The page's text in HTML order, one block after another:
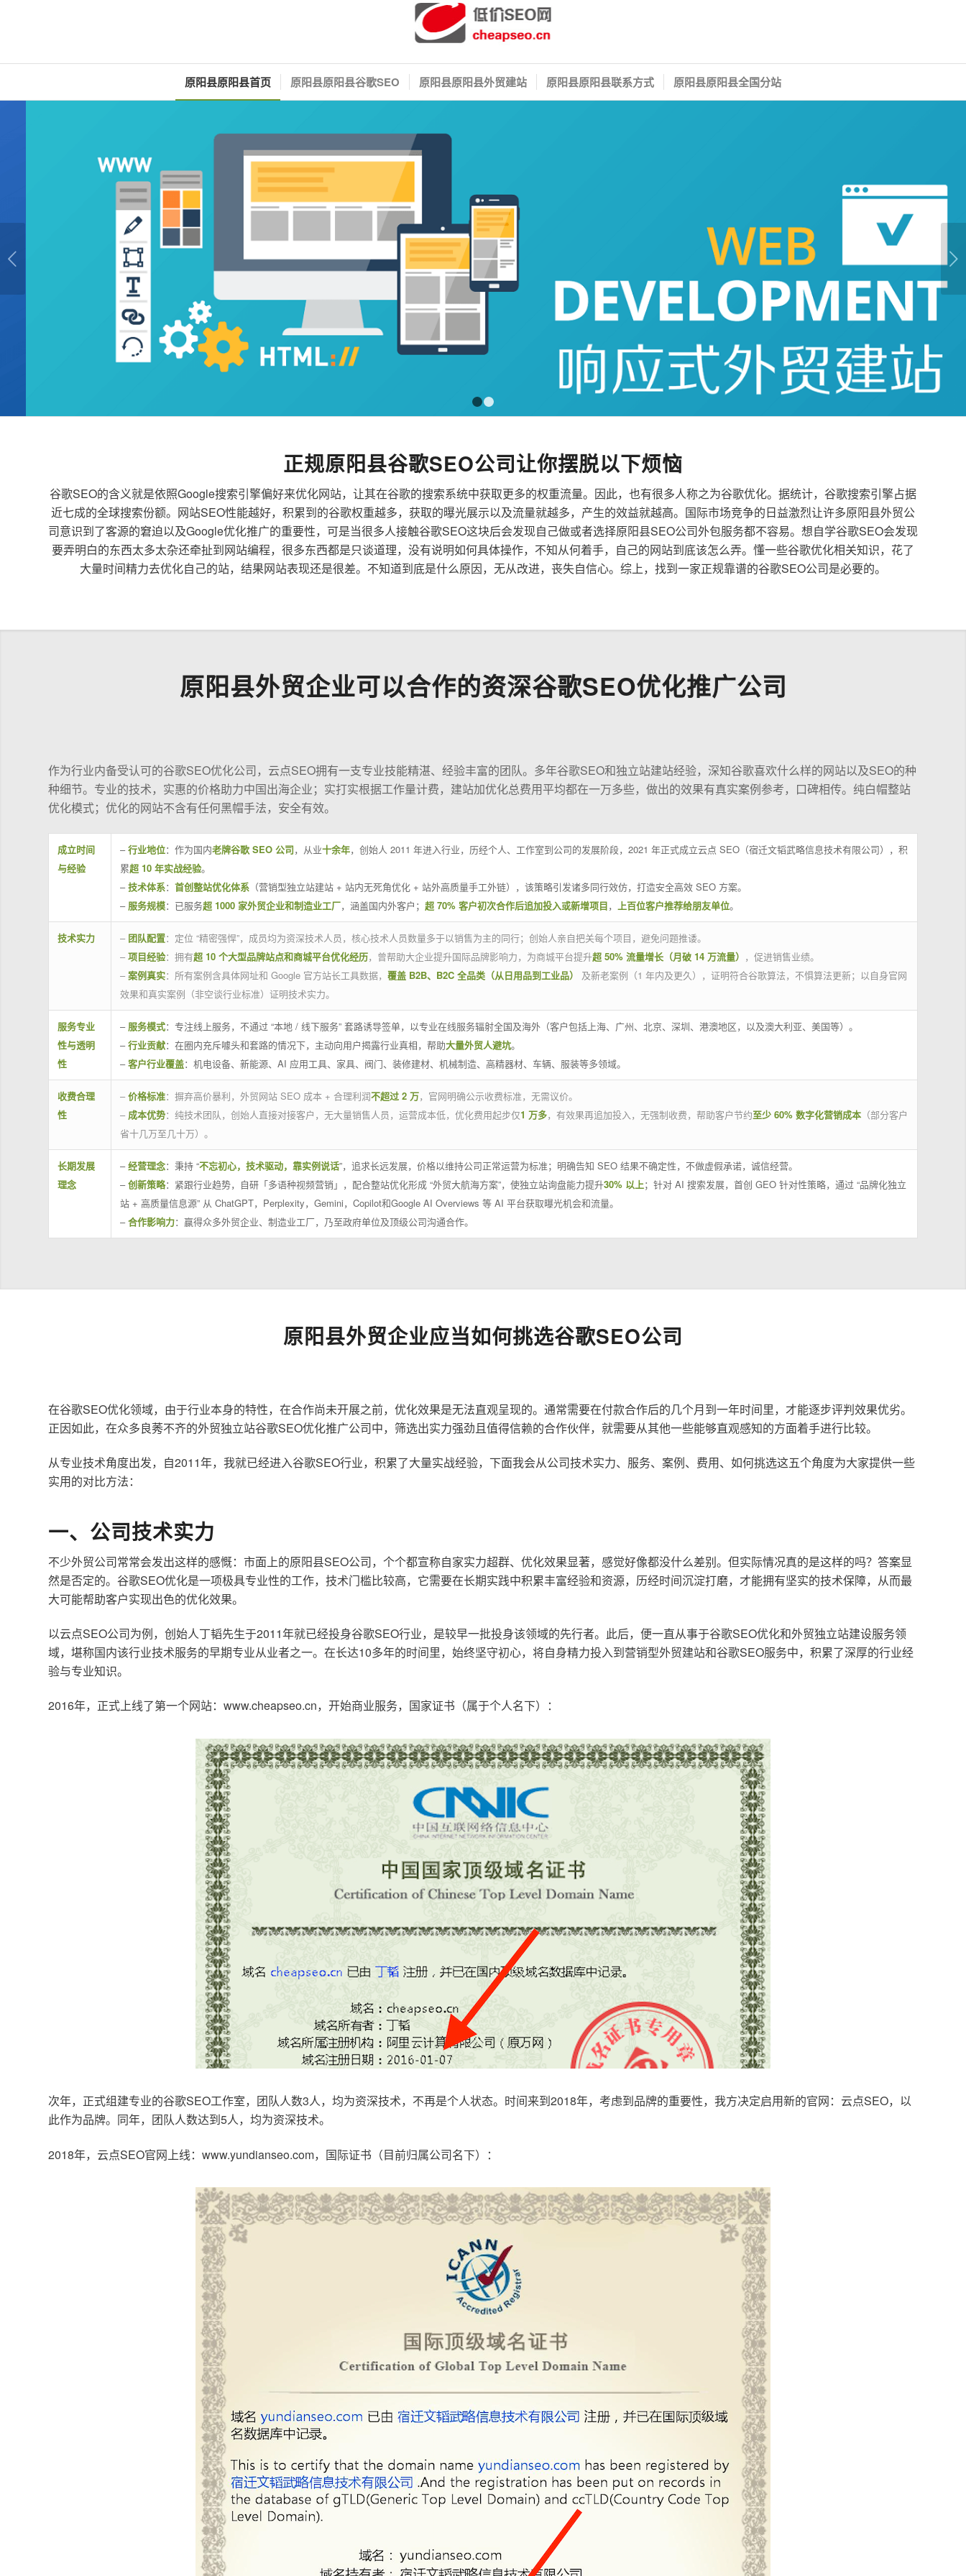
原阳县原阳县首页 原阳县原阳县谷歌SEO 原阳县原阳县外贸建站 原阳县原阳县联系方式 原阳县原阳县全国分站
下一页
正规原阳县谷歌SEO公司让你摆脱以下烦恼
谷歌SEO的含义就是依照Google搜索引擎偏好来优化网站，让其在谷歌的搜索系统中获取更多的权重流量。因此，也有很多人称之为谷歌优化。据统计，谷歌搜索引擎占据
近七成的全球搜索份额。网站SEO性能越好，积累到的谷歌权重越多，获取的曝光展示以及流量就越多，产生的效益就越高。国际市场竞争的日益激烈让许多原阳县外贸公
司意识到了客源的窘迫以及Google优化推广的重要性，可是当很多人接触谷歌SEO这块后会发现自己做或者选择原阳县SEO公司外包服务都不容易。想自学谷歌SEO会发现
要弄明白的东西太多太杂还牵扯到网站编程，很多东西都是只谈道理，没有说明如何具体操作，不知从何着手，自己的网站到底该怎么弄。懂一些谷歌优化相关知识，花了
大量时间精力去优化自己的站，结果网站表现还是很差。不知道到底是什么原因，无从改进，丧失自信心。综上，找到一家正规靠谱的谷歌SEO公司是必要的。
原阳县外贸企业可以合作的资深谷歌SEO优化推广公司
作为行业内备受认可的谷歌SEO优化公司，云点SEO拥有一支专业技能精湛、经验丰富的团队。多年谷歌SEO和独立站建站经验，深知谷歌喜欢什么样的网站以及SEO的种
种细节。专业的技术，实惠的价格助力中国出海企业；实打实根据工作量计费，建站加优化总费用平均都在一万多些，做出的效果有真实案例参考，口碑相传。纯白帽整站
优化模式；优化的网站不含有任何黑帽手法，安全有效。
成立时间
与经验
–行业地位：作为国内老牌谷歌 SEO 公司，从业十余年，创始人 2011 年进入行业，历经个人、工作室到公司的发展阶段，2021 年正式成立云点 SEO（宿迁文韬武略信息技术有限公司），积
累超 10 年实战经验。
–技术体系： 首创整站优化体系 （营销型独立站建站 + 站内无死角优化 + 站外高质量手工外链），该策略引发诸多同行效仿，打造安全高效 SEO 方案。
– 服务规模：已服务超 1000 家外贸企业和制造业工厂，涵盖国内外客户； 超 70% 客户初次合作后追加投入或新增项目， 上百位客户推荐给朋友单位。
技术实力 – 团队配置：定位 “精密强悍”，成员均为资深技术人员，核心技术人员数量多于以销售为主的同行；创始人亲自把关每个项目，避免问题推诿。
– 项目经验：拥有超 10 个大型品牌站点和商城平台优化经历，曾帮助大企业提升国际品牌影响力，为商城平台提升超 50% 流量增长（月破 14 万流量） ，促进销售业绩。
– 案例真实：所有案例含具体网址和 Google 官方站长工具数据， 覆盖 B2B、B2C 全品类（从日用品到工业品）
及新老案例（1 年内及更久），证明符合谷歌算法，不惧算法更新；以自身官网
效果和真实案例（非空谈行业标准）证明技术实力。
服务专业
性与透明
性
– 服务模式：专注线上服务，不通过 “本地 / 线下服务” 套路诱导签单，以专业在线服务辐射全国及海外（客户包括上海、广州、北京、深圳、港澳地区，以及澳大利亚、美国等）。
–行业贡献：在圈内充斥噱头和套路的情况下，主动向用户揭露行业真相，帮助大量外贸人避坑。
–客户行业覆盖：机电设备、新能源、AI 应用工具、家具、阀门、装修建材、机械制造、高精器材、车辆、服装等多领域。
收费合理
性
– 价格标准：摒弃高价暴利，外贸网站 SEO 成本 + 合理利润不超过 2 万，官网明确公示收费标准，无需议价。
– 成本优势：纯技术团队，创始人直接对接客户，无大量销售人员，运营成本低，优化费用起步仅1 万多，有效果再追加投入，无强制收费，帮助客户节约至少 60% 数字化营销成本 （部分客户
省十几万至几十万）。
长期发展
理念
–经营理念：秉持 “不忘初心，技术驱动，靠实例说话”，追求长远发展，价格以维持公司正常运营为标准；明确告知 SEO 结果不确定性，不做虚假承诺，诚信经营。
–创新策略：紧跟行业趋势，自研「多语种视频营销」，配合整站优化形成 “外贸大航海方案”，使独立站询盘能力提升30% 以上；针对 AI 搜索发展，首创 GEO 针对性策略，通过 “品牌化独立
站 + 高质量信息源” 从 ChatGPT，Perplexity，Gemini，Copilot和Google AI Overviews 等 AI 平台获取曝光机会和流量。
–合作影响力：赢得众多外贸企业、制造业工厂，乃至政府单位及顶级公司沟通合作。
原阳县外贸企业应当如何挑选谷歌SEO公司
在谷歌SEO优化领域，由于行业本身的特性，在合作尚未开展之前，优化效果是无法直观呈现的。通常需要在付款合作后的几个月到一年时间里，才能逐步评判效果优劣。
正因如此，在众多良莠不齐的外贸独立站谷歌SEO优化推广公司中，筛选出实力强劲且值得信赖的合作伙伴，就需要从其他一些能够直观感知的方面着手进行比较。
从专业技术角度出发，自2011年，我就已经进入谷歌SEO行业，积累了大量实战经验，下面我会从公司技术实力、服务、案例、费用、如何挑选这五个角度为大家提供一些
实用的对比方法：
一、公司技术实力
不少外贸公司常常会发出这样的感慨：市面上的原阳县SEO公司，个个都宣称自家实力超群、优化效果显著，感觉好像都没什么差别。但实际情况真的是这样的吗？答案显
然是否定的。谷歌SEO优化是一项极具专业性的工作，技术门槛比较高，它需要在长期实践中积累丰富经验和资源，历经时间沉淀打磨，才能拥有坚实的技术保障，从而最
大可能帮助客户实现出色的优化效果。
以云点SEO公司为例，创始人丁韬先生于2011年就已经投身谷歌SEO行业，是较早一批投身该领域的先行者。此后，便一直从事于谷歌SEO优化和外贸独立站建设服务领
域，堪称国内该行业技术服务的早期专业从业者之一。在长达10多年的时间里，始终坚守初心，将自身精力投入到营销型外贸建站和谷歌SEO服务中，积累了深厚的行业经
验与专业知识。
2016年，正式上线了第一个网站：www.cheapseo.cn，开始商业服务，国家证书（属于个人名下）：
次年，正式组建专业的谷歌SEO工作室，团队人数3人，均为资深技术，不再是个人状态。时间来到2018年，考虑到品牌的重要性，我方决定启用新的官网：云点SEO，以
此作为品牌。同年，团队人数达到5人，均为资深技术。
2018年，云点SEO官网上线：www.yundianseo.com，国际证书（目前归属公司名下）：